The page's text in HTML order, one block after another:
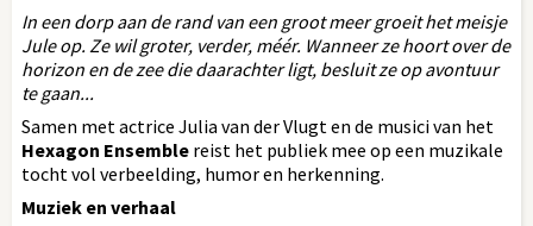
In een dorp aan de rand van een groot meer groeit het meisje
Jule op. Ze wil groter, verder, méér. Wanneer ze hoort over de
horizon en de zee die daarachter ligt, besluit ze op avontuur
te gaan...
Samen met actrice Julia van der Vlugt en de musici van het
Hexagon Ensemble reist het publiek mee op een muzikale
tocht vol verbeelding, humor en herkenning.
Muziek en verhaal